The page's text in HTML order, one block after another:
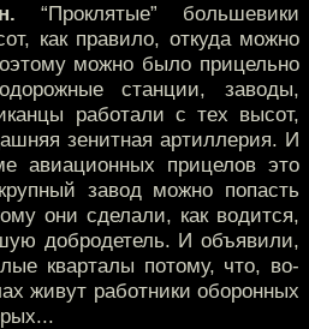
“Проклятые” большевики
как правило, откуда можно
можно было прицельно
станции, заводы,
работали с тех высот,
зенитная артиллерия. И
авиационных прицелов это
завод можно попасть
они сделали, как водится,
добродетель. И объявили,
кварталы потому, что, во-
живут работники оборонных